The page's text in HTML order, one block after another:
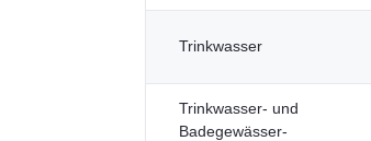
Trinkwasser
Trinkwasser- und
Badegewässer-